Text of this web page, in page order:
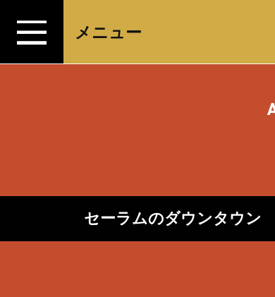
コンテンツへスキップ
メニュー
セーラムのダウンタウン